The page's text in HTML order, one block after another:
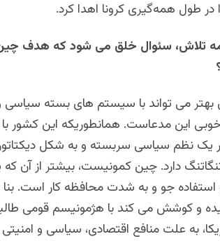
تلاش، سئوال خلق می شود که هدف چین
می تواند با سیستم های بسته سیاسی و
این مدعاست. همانطوریکه این کشور با
یک نظم سیاسی سربسته و به شکل دیکتاتوری،
دارد. چین کمونیست، بیشتر از آن
جو و به شدت محافظه کار است. بنا
و کوشش می کند با هژمونیسم قومی
به علت منافع اقتصادی، سیاسی و